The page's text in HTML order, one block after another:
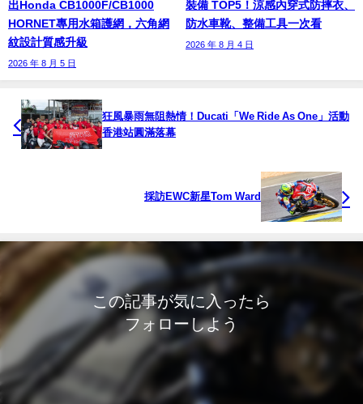
出Honda CB1000F/CB1000
HORNET專用水箱護網，六角網
紋設計質感升級
2026 年 8 月 5 日
裝備 TOP5！涼感內穿式防摔衣、
防水車靴、整備工具一次看
2026 年 8 月 4 日
狂風暴雨無阻熱情！Ducati「We Ride As One」活動
香港站圓滿落幕
採訪EWC新星Tom Ward
この記事が気に入ったら
フォローしよう